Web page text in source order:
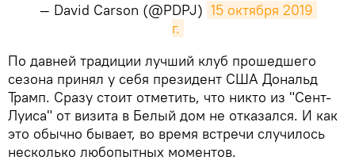
— David Carson (@PDPJ) 15 октября 2019
г.
​По давней традиции лучший клуб прошедшего
сезона принял у себя президент США Дональд
Трамп. Сразу стоит отметить, что никто из "Сент-
Луиса" от визита в Белый дом не отказался. И как
это обычно бывает, во время встречи случилось
несколько любопытных моментов.